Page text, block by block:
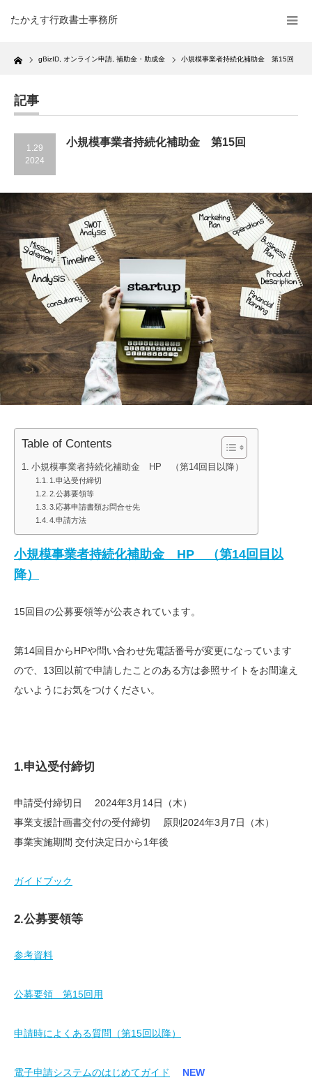
たかえす行政書士事務所
Home gBizID オンライン申請 補助金・助成金 小規模事業者持続化補助金 第15回
記事
1.29
2024
小規模事業者持続化補助金 第15回
Table of Contents
小規模事業者持続化補助金 HP （第14回目以降）
1.申込受付締切
2.公募要領等
3.応募申請書類お問合せ先
4.申請方法
小規模事業者持続化補助金 HP （第14回目以
降）
15回目の公募要領等が公表されています。
第14回目からHPや問い合わせ先電話番号が変更になっています
ので、13回以前で申請したことのある方は参照サイトをお間違え
ないようにお気をつけください。
1.申込受付締切
申請受付締切日 2024年3月14日（木）
事業支援計画書交付の受付締切 原則2024年3月7日（木）
事業実施期間 交付決定日から1年後
ガイドブック
2.公募要領等
参考資料
公募要領 第15回用
申請時によくある質問（第15回以降）
電子申請システムのはじめてガイド NEW